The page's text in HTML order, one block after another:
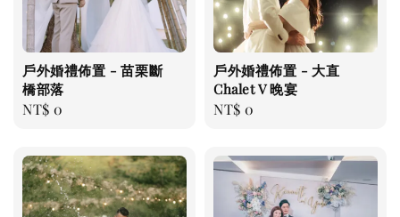
戶外婚禮佈置 - 苗栗斷
橋部落
Regular
NT$ 0
戶外婚禮佈置 - 大直
Chalet V 晚宴
Regular
NT$ 0